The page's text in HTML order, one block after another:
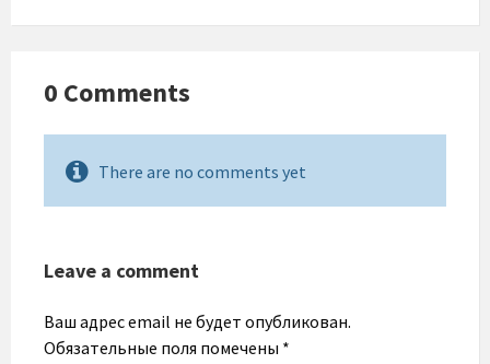
0 Comments
There are no comments yet
Leave a comment
Ваш адрес email не будет опубликован.
Обязательные поля помечены *